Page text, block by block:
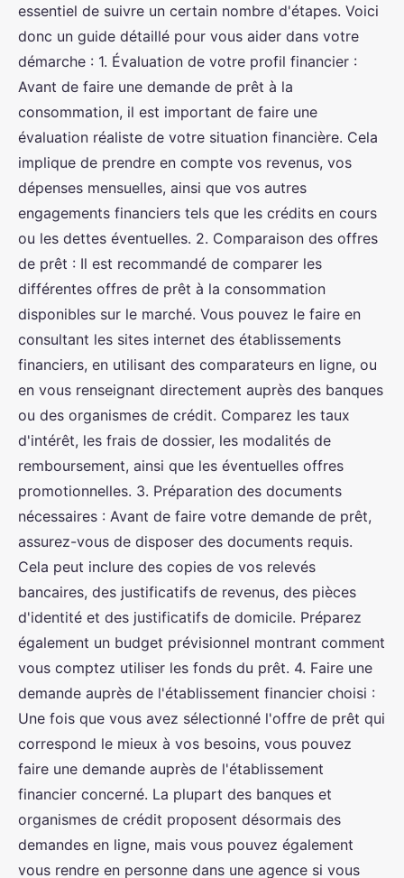
essentiel de suivre un certain nombre d'étapes. Voici
donc un guide détaillé pour vous aider dans votre
démarche : 1. Évaluation de votre profil financier :
Avant de faire une demande de prêt à la
consommation, il est important de faire une
évaluation réaliste de votre situation financière. Cela
implique de prendre en compte vos revenus, vos
dépenses mensuelles, ainsi que vos autres
engagements financiers tels que les crédits en cours
ou les dettes éventuelles. 2. Comparaison des offres
de prêt : Il est recommandé de comparer les
différentes offres de prêt à la consommation
disponibles sur le marché. Vous pouvez le faire en
consultant les sites internet des établissements
financiers, en utilisant des comparateurs en ligne, ou
en vous renseignant directement auprès des banques
ou des organismes de crédit. Comparez les taux
d'intérêt, les frais de dossier, les modalités de
remboursement, ainsi que les éventuelles offres
promotionnelles. 3. Préparation des documents
nécessaires : Avant de faire votre demande de prêt,
assurez-vous de disposer des documents requis.
Cela peut inclure des copies de vos relevés
bancaires, des justificatifs de revenus, des pièces
d'identité et des justificatifs de domicile. Préparez
également un budget prévisionnel montrant comment
vous comptez utiliser les fonds du prêt. 4. Faire une
demande auprès de l'établissement financier choisi :
Une fois que vous avez sélectionné l'offre de prêt qui
correspond le mieux à vos besoins, vous pouvez
faire une demande auprès de l'établissement
financier concerné. La plupart des banques et
organismes de crédit proposent désormais des
demandes en ligne, mais vous pouvez également
vous rendre en personne dans une agence si vous